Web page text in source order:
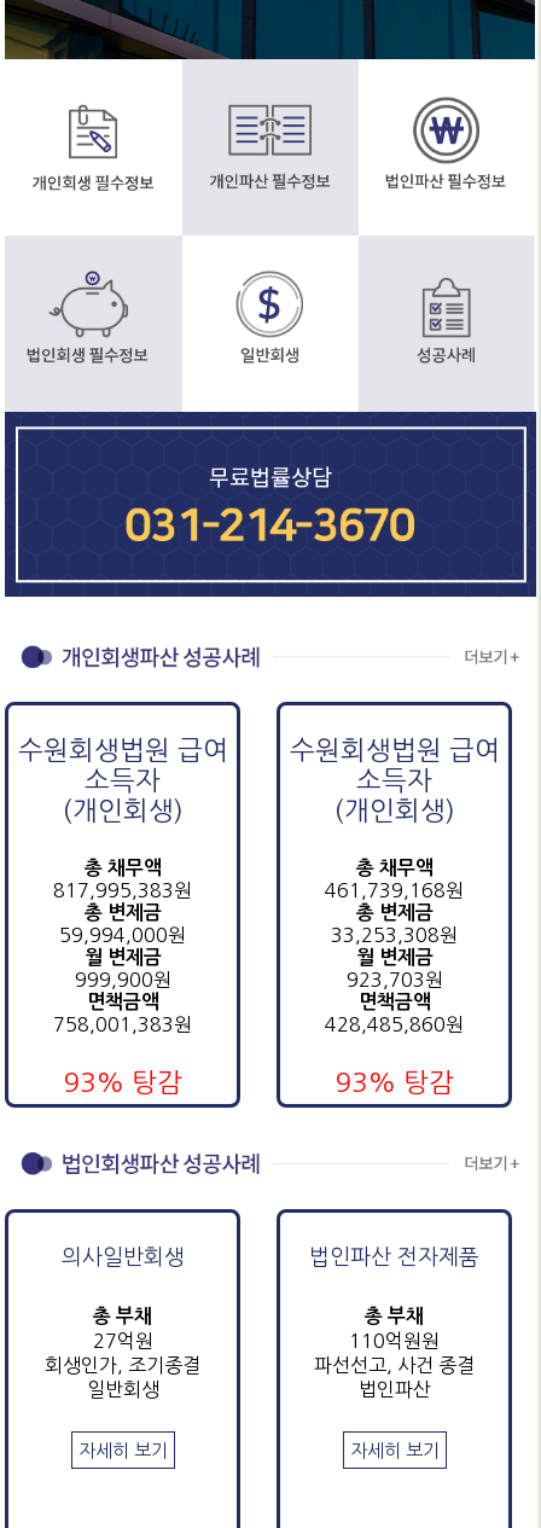
수원회생법원 급여
소득자
(개인회생)
총 채무액
817,995,383원
총 변제금
59,994,000원
월 변제금
999,900원
면책금액
758,001,383원
93% 탕감
수원회생법원 급여
소득자
(개인회생)
총 채무액
461,739,168원
총 변제금
33,253,308원
월 변제금
923,703원
면책금액
428,485,860원
93% 탕감
의사일반회생
총 부채
27억원
회생인가, 조기종결
일반회생
자세히 보기
법인파산 전자제품
총 부채
110억원원
파선선고, 사건 종결
법인파산
자세히 보기